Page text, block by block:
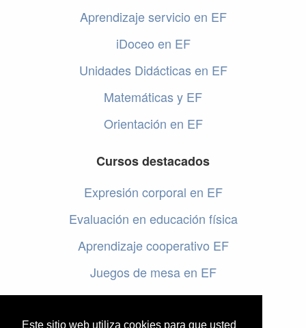
Este sitio web utiliza cookies para que usted
Aprendizaje servicio en EF
iDoceo en EF
Unidades Didácticas en EF
Matemáticas y EF
Orientación en EF
Cursos destacados
Expresión corporal en EF
Evaluación en educación física
Aprendizaje cooperativo EF
Juegos de mesa en EF
Programar en EF